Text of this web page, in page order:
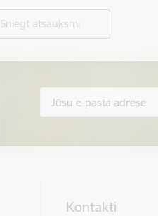
Sniegt atsauksmi
Kontakti